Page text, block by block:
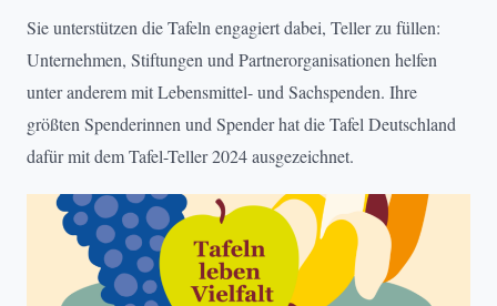
Sie unterstützen die Tafeln engagiert dabei, Teller zu füllen:
Unternehmen, Stiftungen und Partnerorganisationen helfen
unter anderem mit Lebensmittel- und Sachspenden. Ihre
größten Spenderinnen und Spender hat die Tafel Deutschland
dafür mit dem Tafel-Teller 2024 ausgezeichnet.